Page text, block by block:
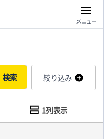
メニュー
検索 絞り込み
1列表示